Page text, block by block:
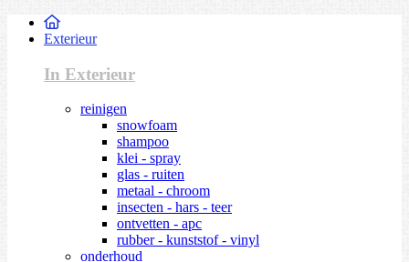
Exterieur
In Exterieur
reinigen
snowfoam
shampoo
klei - spray
glas - ruiten
metaal - chroom
insecten - hars - teer
ontvetten - apc
rubber - kunststof - vinyl
onderhoud